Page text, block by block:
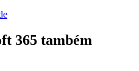
365 também